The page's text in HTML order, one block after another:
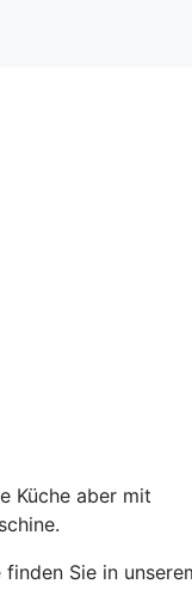
Küche aber mit
Sie in